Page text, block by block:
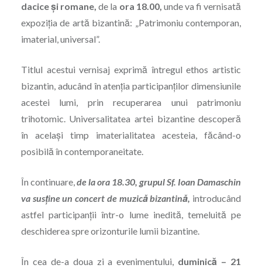
dacice şi romane, de la ora 18.00, unde va fi vernisată
expoziţia de artă bizantină: „Patrimoniu contemporan,
imaterial, universal”.
Titlul acestui vernisaj exprimă întregul ethos artistic
bizantin, aducând în atenţia participanţilor dimensiunile
acestei lumi, prin recuperarea unui patrimoniu
trihotomic. Universalitatea artei bizantine descoperă
în acelaşi timp imaterialitatea acesteia, făcând-o
posibilă în contemporaneitate.
În continuare,de la ora 18.30, grupul Sf. Ioan Damaschin
va susţine un concert de muzică bizantină, introducând
astfel participanţii într-o lume inedită, temeluită pe
deschiderea spre orizonturile lumii bizantine.
În cea de-a doua zi a evenimentului, duminică – 21